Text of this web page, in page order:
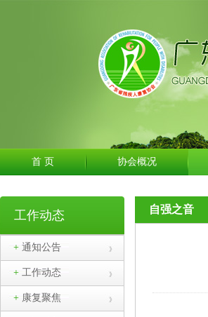
首 页 协会概况
工作动态
+ 通知公告
+ 工作动态
+ 康复聚焦
自强之音